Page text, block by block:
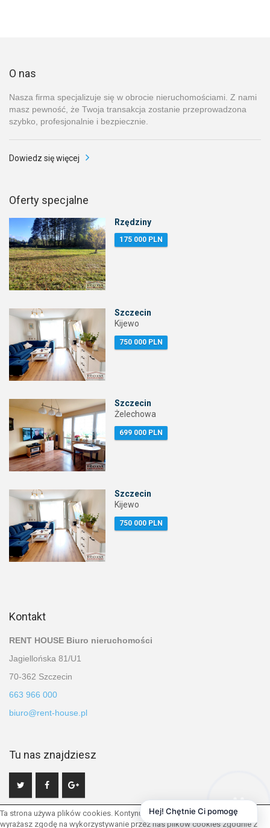
O nas
Nasza firma specjalizuje się w obrocie nieruchomościami. Z nami
masz pewność, że Twoja transakcja zostanie przeprowadzona
szybko, profesjonalnie i bezpiecznie.
Dowiedz się więcej
Oferty specjalne
Rzędziny
175 000 PLN
Szczecin
Kijewo
750 000 PLN
Szczecin
Żelechowa
699 000 PLN
Szczecin
Kijewo
750 000 PLN
Kontakt
RENT HOUSE Biuro nieruchomości
Jagiellońska 81/U1
70-362 Szczecin
663 966 000
biuro@rent-house.pl
Tu nas znajdziesz
Ta strona używa plików cookies. Kontynuując przeglądanie naszej strony,
wyrażasz zgodę na wykorzystywanie przez nas plików cookies zgodnie z
Hej! Chętnie Ci pomogę